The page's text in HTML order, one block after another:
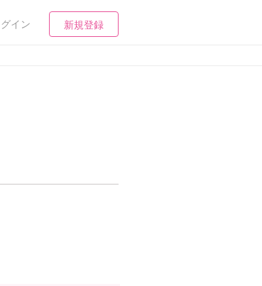
イン 新規登録